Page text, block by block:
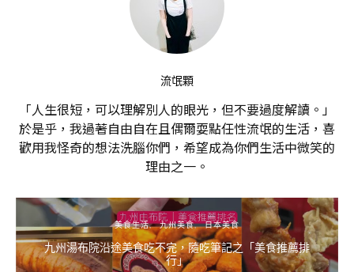
流氓顆
「人生很短，可以理解別人的眼光，但不要過度解讀。」
於是乎，我過著自由自在且偶爾耍點任性流氓的生活，喜
歡用我怪奇的想法洗腦你們，希望成為你們生活中微笑的
理由之一。
美食生活 九州美食 日本美食
九州湯布院沿途美食吃不完，隨吃筆記之「美食推薦排
行」